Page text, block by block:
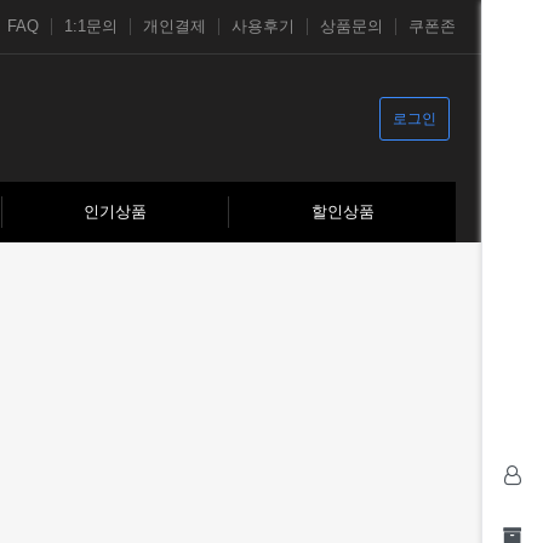
FAQ 1:1문의 개인결제 사용후기 상품문의 쿠폰존
로그인
인기상품 할인상품